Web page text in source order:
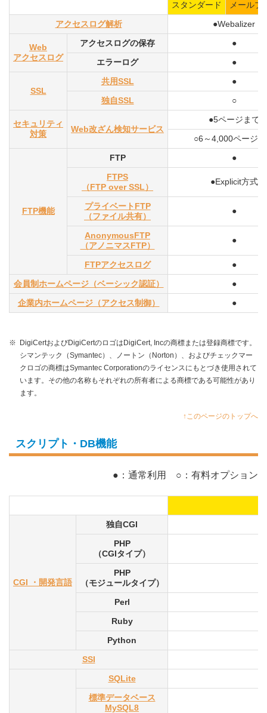
スタンダード
メールプ
アクセスログ解析
●Webalizer
Web
アクセスログ
アクセスログの保存
●
エラーログ
●
SSL
共用SSL
●
独自SSL
○
セキュリティ
対策
Web改ざん検知サービス
●5ページまで
○6～4,000ページ
FTP機能
FTP
●
FTPS
（FTP over SSL）
●Explicit方式
プライベートFTP
（ファイル共有）
●
AnonymousFTP
（アノニマスFTP）
●
FTPアクセスログ
●
会員制ホームページ（ベーシック認証）
●
企業内ホームページ（アクセス制御）
●
※
DigiCertおよびDigiCertのロゴはDigiCert, Incの商標または登録商標です。
シマンテック（Symantec）、ノートン（Norton）、およびチェックマー
クロゴの商標はSymantec Corporationのライセンスにもとづき使用されて
います。その他の名称もそれぞれの所有者による商標である可能性があり
ます。
↑このページのトップへ
スクリプト・DB機能
●：通常利用 ○：有料オプション
CGI ・開発言語
独自CGI
PHP
（CGIタイプ）
PHP
（モジュールタイプ）
Perl
Ruby
Python
SSI
SQLite
標準データベース
MySQL8